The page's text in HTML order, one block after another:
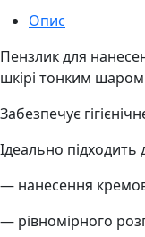
Опис
Пензлик для
шкірі тонким шаром
Забезпечує
Ідеально підходить
— нанесення
— рівномірного